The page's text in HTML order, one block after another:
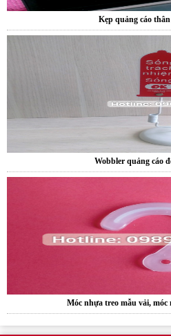
Wobbler quảng cáo
Móc nhựa treo mẫu vải, móc